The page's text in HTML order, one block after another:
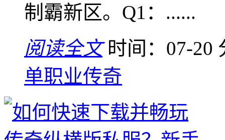
制霸新区。Q1：......
阅读全文 时间：07-20
单职业传奇